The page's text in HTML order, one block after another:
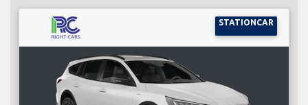
STATIONCAR